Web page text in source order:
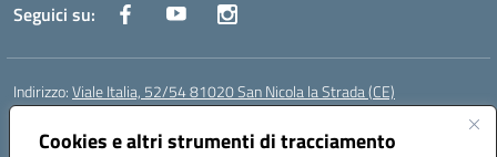
Cookies e altri strumenti di tracciamento
Seguici su:
Indirizzo:Viale Italia, 52/54 81020 San Nicola la Strada (CE)
Centralino:
Posta elettronica certificata (PEC):ceic86700d@pec.istruzione.it